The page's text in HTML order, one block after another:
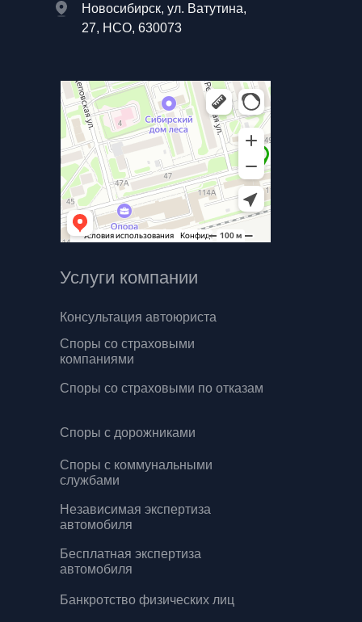
Услуги компании
Консультация автоюриста
Новосибирск, ул. Ватутина,
27, НСО, 630073
Споры со страховыми
компаниями
Споры со страховыми по отказам
Споры с дорожниками
Споры с коммунальными
службами
Независимая экспертиза
автомобиля
Бесплатная экспертиза
автомобиля
Банкротство физических лиц